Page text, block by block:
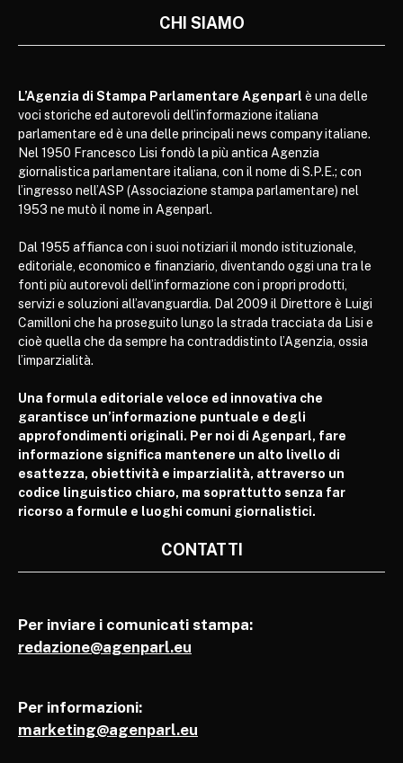
CHI SIAMO
L’Agenzia di Stampa Parlamentare Agenparl è una delle
voci storiche ed autorevoli dell’informazione italiana
parlamentare ed è una delle principali news company italiane.
Nel 1950 Francesco Lisi fondò la più antica Agenzia
giornalistica parlamentare italiana, con il nome di S.P.E.; con
l’ingresso nell’ASP (Associazione stampa parlamentare) nel
1953 ne mutò il nome in Agenparl.
Dal 1955 affianca con i suoi notiziari il mondo istituzionale,
editoriale, economico e finanziario, diventando oggi una tra le
fonti più autorevoli dell’informazione con i propri prodotti,
servizi e soluzioni all’avanguardia. Dal 2009 il Direttore è Luigi
Camilloni che ha proseguito lungo la strada tracciata da Lisi e
cioè quella che da sempre ha contraddistinto l’Agenzia, ossia
l’imparzialità.
Una formula editoriale veloce ed innovativa che
garantisce un’informazione puntuale e degli
approfondimenti originali. Per noi di Agenparl, fare
informazione significa mantenere un alto livello di
esattezza, obiettività e imparzialità, attraverso un
codice linguistico chiaro, ma soprattutto senza far
ricorso a formule e luoghi comuni giornalistici.
CONTATTI
Per inviare i comunicati stampa:
redazione@agenparl.eu
Per informazioni:
marketing@agenparl.eu